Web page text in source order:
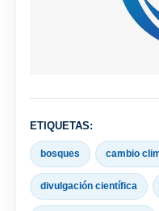
ETIQUETAS:
bosques cambio
divulgación científica